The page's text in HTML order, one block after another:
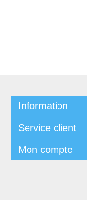
Information
Service client
Mon compte